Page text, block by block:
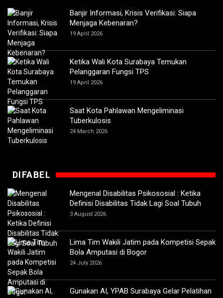
Banjir Informasi, Krisis Verifikasi: Siapa
Menjaga Kebenaran?
19 April 2026
Ketika Wali Kota Surabaya Temukan
Pelanggaran Fungsi TPS
19 April 2026
Saat Kota Pahlawan Mengeliminasi
Tuberkulosis
24 March 2026
DIFABEL
Mengenal Disabilitas Psikososial : Ketika
Definisi Disabilitas Tidak Lagi Soal Tubuh
3 August 2026
Lima Tim Wakili Jatim pada Kompetisi Sepak
Bola Amputasi di Bogor
24 July 2026
Gunakan AI, YPAB Surabaya Gelar Pelatihan